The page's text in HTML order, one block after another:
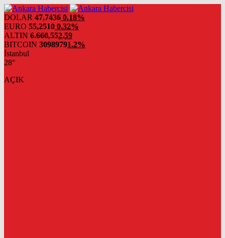
DOLAR 47,7436 0.18%
EURO 55,2510 0.32%
ALTIN 6.660,552,59
BITCOIN 30989791.2%
İstanbul
28°
AÇIK